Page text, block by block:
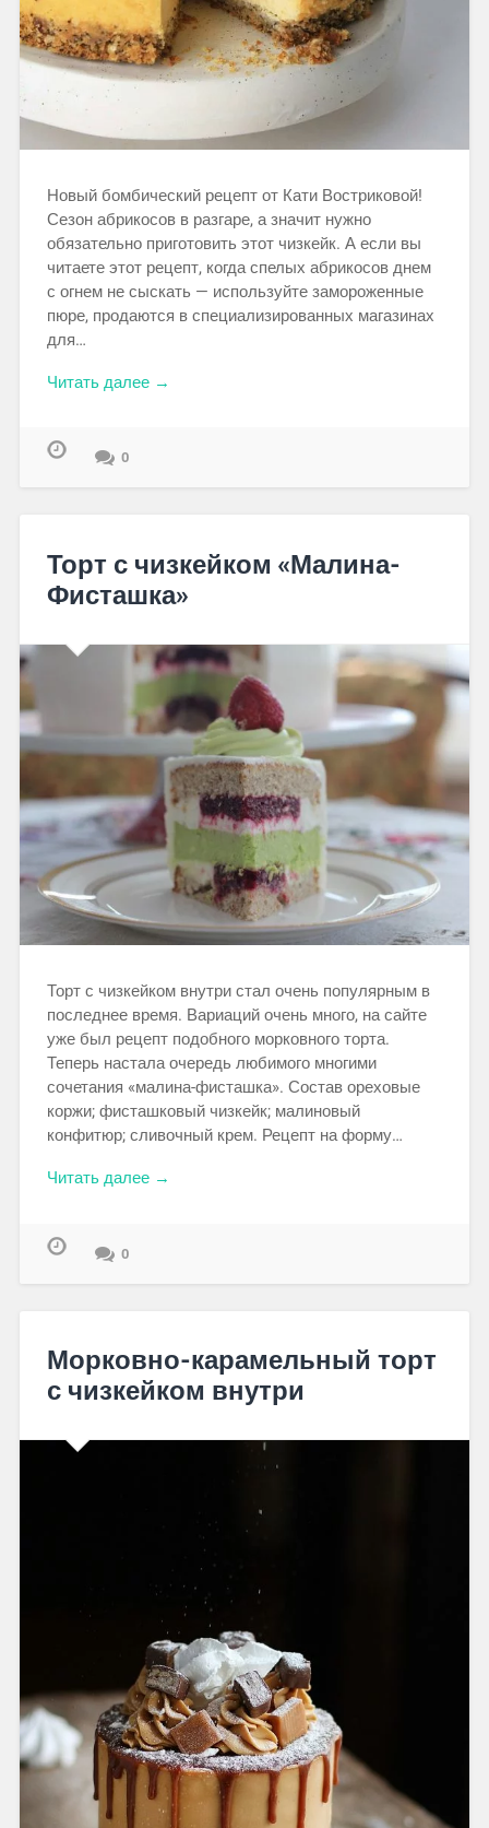
Новый бомбический рецепт от Кати Востриковой!
Сезон абрикосов в разгаре, а значит нужно
обязательно приготовить этот чизкейк. А если вы
читаете этот рецепт, когда спелых абрикосов днем
с огнем не сыскать — используйте замороженные
пюре, продаются в специализированных магазинах
для…
Читать далее →
0
Торт с чизкейком «Малина-
Фисташка»
Торт с чизкейком внутри стал очень популярным в
последнее время. Вариаций очень много, на сайте
уже был рецепт подобного морковного торта.
Теперь настала очередь любимого многими
сочетания «малина-фисташка». Состав ореховые
коржи; фисташковый чизкейк; малиновый
конфитюр; сливочный крем. Рецепт на форму…
Читать далее →
0
Морковно-карамельный торт
с чизкейком внутри